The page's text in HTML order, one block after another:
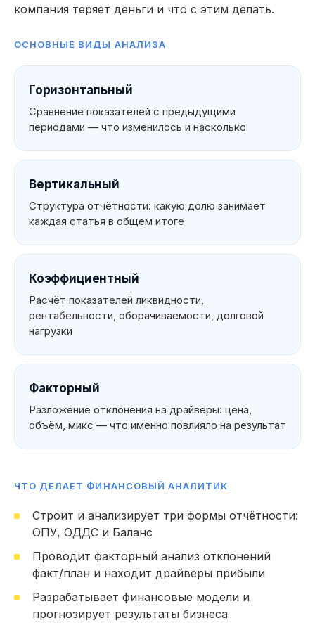
компания теряет деньги и что с этим делать.
ОСНОВНЫЕ ВИДЫ АНАЛИЗА
Горизонтальный
Сравнение показателей с предыдущими
периодами — что изменилось и насколько
Вертикальный
Структура отчётности: какую долю занимает
каждая статья в общем итоге
Коэффициентный
Расчёт показателей ликвидности,
рентабельности, оборачиваемости, долговой
нагрузки
Факторный
Разложение отклонения на драйверы: цена,
объём, микс — что именно повлияло на результат
ЧТО ДЕЛАЕТ ФИНАНСОВЫЙ АНАЛИТИК
Строит и анализирует три формы отчётности:
ОПУ, ОДДС и Баланс
Проводит факторный анализ отклонений
факт/план и находит драйверы прибыли
Разрабатывает финансовые модели и
прогнозирует результаты бизнеса
Мои
указать
в резюме
кейсов, которые встречались нашим
153 часа практики: Работа над проектами,